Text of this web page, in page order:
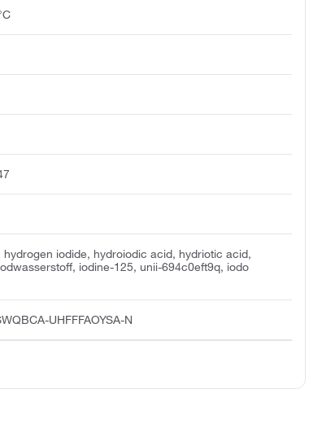
hydrogen iodide, hydroiodic acid, hydriotic acid,
iodine-125, unii-694c0eft9q, iodo
UHFFFAOYSA-N